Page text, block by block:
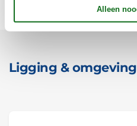
Ligging & omgeving